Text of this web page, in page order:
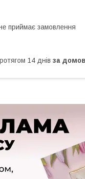
приймає замовлення
14 днів за